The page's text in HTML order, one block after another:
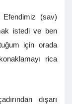
Efendimiz (sav)
istedi ve ben
için orada
rica
dışarı